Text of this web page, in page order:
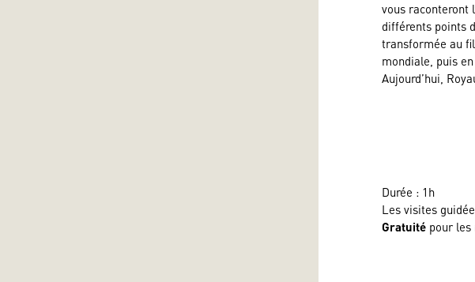
vous raconteront
différents points
transformée au
mondiale, puis
Aujourd’hui,
Durée : 1h
Les visites
Gratuité pour les